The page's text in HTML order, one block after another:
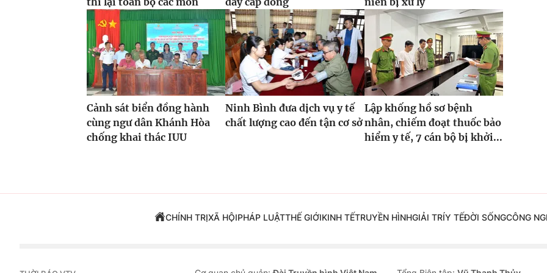
Cảnh sát biển đồng hành
cùng ngư dân Khánh Hòa
chống khai thác IUU
Ninh Bình đưa dịch vụ y tế
chất lượng cao đến tận cơ sở
Lập khống hồ sơ bệnh
nhân, chiếm đoạt thuốc bảo
hiểm y tế, 7 cán bộ bị khởi...
CHÍNH TRỊXÃ HỘIPHÁP LUẬTTHẾ GIỚIKINH TẾTRUYỀN HÌNHGIẢI TRÍY TẾĐỜI SỐNGCÔNG